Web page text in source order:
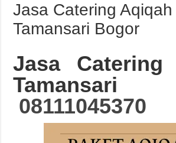
Jasa Catering Aqiqah
Tamansari Bogor
Jasa Catering
Tamansari
08111045370